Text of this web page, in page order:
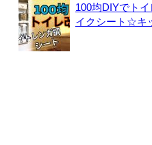
100均DIYでト
イクシート☆キ